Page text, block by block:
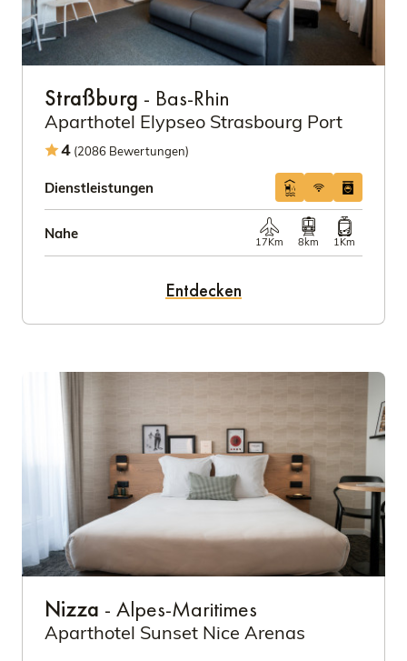
Straßburg - Bas-Rhin
Aparthotel Elypseo Strasbourg Port
4 (2086 Bewertungen)
Dienstleistungen
Nahe
17Km 8km 1Km
Entdecken
Nizza - Alpes-Maritimes
Aparthotel Sunset Nice Arenas